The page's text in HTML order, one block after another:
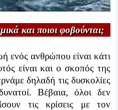
και ποιοι φοβούνται;
ενός ανθρώπου είναι κάτι
είναι και ο σκοπός της
δηλαδή τις δυσκολίες
Βέβαια, όλοι δεν
τις κρίσεις με τον